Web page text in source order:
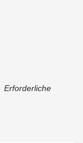
Erforderliche